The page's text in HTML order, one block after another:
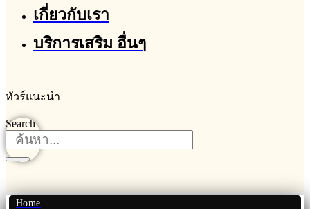
เกี่ยวกับเรา
บริการเสริม อื่นๆ
ทัวร์แนะนำ
Search
Home